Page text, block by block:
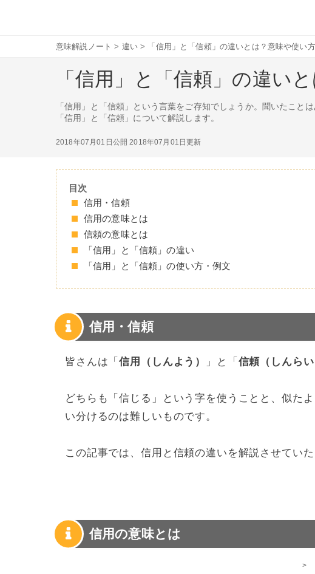
意味解説ノート > 違い> 「信用」と「信頼」の違いとは？意味や使い方
「信用」と「信頼」の違い
「信用」と「信頼」という言葉をご存知でしょうか。聞いたこと
「信用」と「信頼」について解説します。
2018年07月01日公開 2018年07月01日更新
目次
信用・信頼
信用の意味とは
信頼の意味とは
「信用」と「信頼」の違い
「信用」と「信頼」の使い方・例文
信用・信頼
皆さんは「信用（しんよう） 」と「 信頼（しんらい
どちらも「信じる」という字を使うことと、似た
い分けるのは難しいものです。
この記事では、信用と信頼の違いを解説させていた
信用の意味とは
>